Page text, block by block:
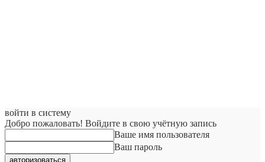
войти в систему
Добро пожаловать! Войдите в свою учётную запись
Ваше имя пользователя
Ваш пароль